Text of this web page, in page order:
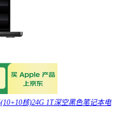
核)24G 1T深空黑色笔记本电